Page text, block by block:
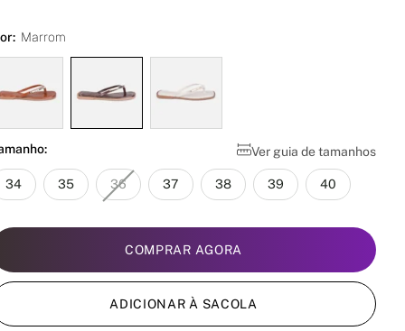
Marrom
Ver guia de tamanhos
34 35 36 37 38 39 40
COMPRAR AGORA
ADICIONAR À SACOLA